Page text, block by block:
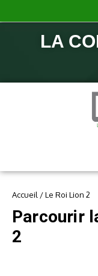
LA
Accueil /Le Roi Lion 2
Parcourir
2